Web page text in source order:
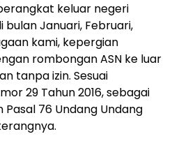
keluar negeri
bulan Januari, Februari,
kami, kepergian
rombongan ASN ke luar
tanpa izin. Sesuai
29 Tahun 2016, sebagai
76 Undang Undang